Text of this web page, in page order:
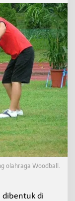
olahraga Woodball.
dibentuk di